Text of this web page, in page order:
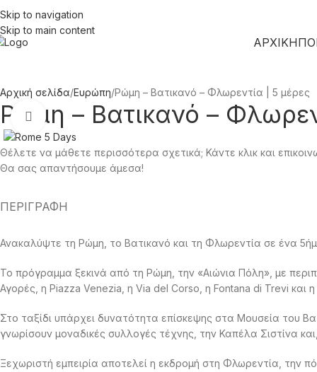
Skip to navigation
Skip to main content
ΑΡΧΙΚΗ
Αρχική σελίδα Ευρώπη Ρώμη – Βατικανό – Φλωρεντία | 5 μέρες
Ρώμη – Βατικανό –
Click to enlarge
Θέλετε να μάθετε περισσότερα σχετικά; Κάντε κλικ και
Θα σας απαντήσουμε άμεσα!
ΠΕΡΙΓΡΑΦΉ
Ανακαλύψτε τη Ρώμη, το Βατικανό και τη Φλωρεντία σε ένα
Το πρόγραμμα ξεκινά από τη Ρώμη, την «Αιώνια Πόλη», με
Αγορές, η Piazza Venezia, η Via del Corso, η Fontana di Trevi και
Στο ταξίδι υπάρχει δυνατότητα επίσκεψης στα Μουσεία του
γνωρίσουν μοναδικές συλλογές τέχνης, την Καπέλα Σιστίνα
Ξεχωριστή εμπειρία αποτελεί η εκδρομή στη Φλωρεντία, την